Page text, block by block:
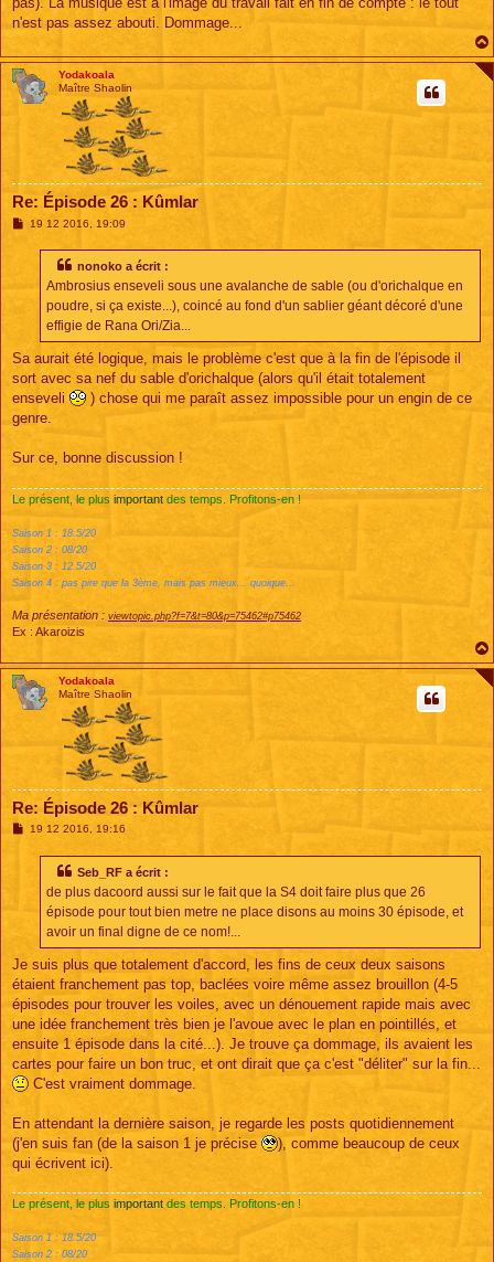
n'est pas assez abouti. Dommage...
Yodakoala
Maître Shaolin
Re: Épisode 26 : Kûmlar
M19 12 2016, 19:09
nonoko a écrit :
Ambrosius enseveli sous une avalanche de sable (ou d'orichalque en
poudre, si ça existe...), coincé au fond d'un sablier géant décoré d'une
effigie de Rana Ori/Zia...
Sa aurait été logique, mais le problème c'est que à la fin de l'épisode il
sort avec sa nef du sable d'orichalque (alors qu'il était totalement
enseveli
) chose qui me paraît assez impossible pour un engin de ce
genre.
Sur ce, bonne discussion !
Le présent, le plus important des temps. Profitons-en !
Saison 1 : 18.5/20
Saison 2 : 08/20
Saison 3 : 12.5/20
Saison 4 : pas pire que la 3ème, mais pas mieux... quoique...
Ma présentation : viewtopic.php?f=7&t=80&p=75462#p75462
Ex : Akaroizis
Yodakoala
Maître Shaolin
Re: Épisode 26 : Kûmlar
M
19 12 2016, 19:16
Seb_RF a écrit :
de plus dacoord aussi sur le fait que la S4 doit faire plus que 26
épisode pour tout bien metre ne place disons au moins 30 épisode, et
avoir un final digne de ce nom!...
Je suis plus que totalement d'accord, les fins de ceux deux saisons
étaient franchement pas top, baclées voire même assez brouillon (4-5
épisodes pour trouver les voiles, avec un dénouement rapide mais avec
une idée franchement très bien je l'avoue avec le plan en pointillés, et
ensuite 1 épisode dans la cité...). Je trouve ça dommage, ils avaient les
cartes pour faire un bon truc, et ont dirait que ça c'est "déliter" sur la fin...
C'est vraiment dommage.
En attendant la dernière saison, je regarde les posts quotidiennement
(j'en suis fan (de la saison 1 je précise
), comme beaucoup de ceux
qui écrivent ici).
Le présent, le plus important des temps. Profitons-en !
Saison 1 : 18.5/20
Saison 2 : 08/20